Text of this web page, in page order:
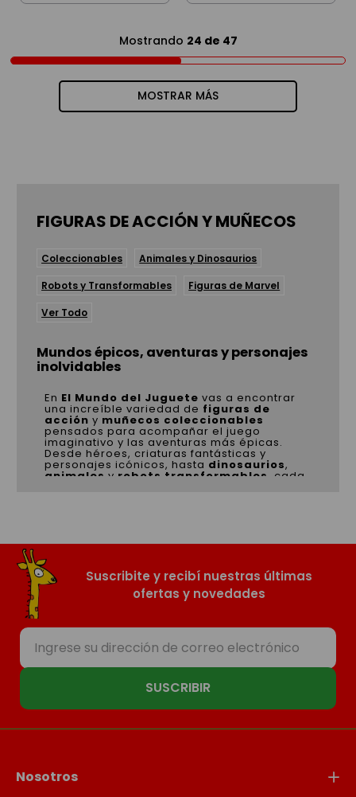
Mostrando 24 de 47
MOSTRAR MÁS
FIGURAS DE ACCIÓN Y MUÑECOS
Coleccionables Animales y Dinosaurios
Robots y Transformables Figuras de Marvel
Ver Todo
Mundos épicos, aventuras y personajes
inolvidables
En El Mundo del Juguete vas a encontrar
una increíble variedad de figuras de
acción y muñecos coleccionables
pensados para acompañar el juego
imaginativo y las aventuras más épicas.
Desde héroes, criaturas fantásticas y
personajes icónicos, hasta dinosaurios,
animales y robots transformables , cada
temáticos y personajes clásicos y modernos
coleccionistas. También ofrecemos
y transformablescon mecanismos
sorprendentes que estimulan la creatividad
y la motricidad.
productos duraderos, seguros y con gran
nivel de detalle para que cada niño pueda
crear su propio universo de aventuras.
Explorá la categoría y encontrá a sus
Suscribite y recibí nuestras últimas
ofertas y novedades
SUSCRIBIR
Nosotros